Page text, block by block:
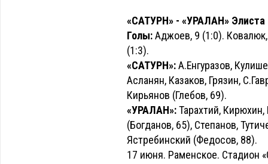
«САТУРН» - «УРАЛАН» Элиста
Голы:Аджоев, 9 (1:0).
(1:3).
«САТУРН»:А.Енгуразов,
Асланян, Казаков, Грязин,
Кирьянов (Глебов, 69).
«УРАЛАН»:Тарахтий,
(Богданов, 65), Степанов,
Ястребинский (Федосов, 88).
17 июня. Раменское. Стадион